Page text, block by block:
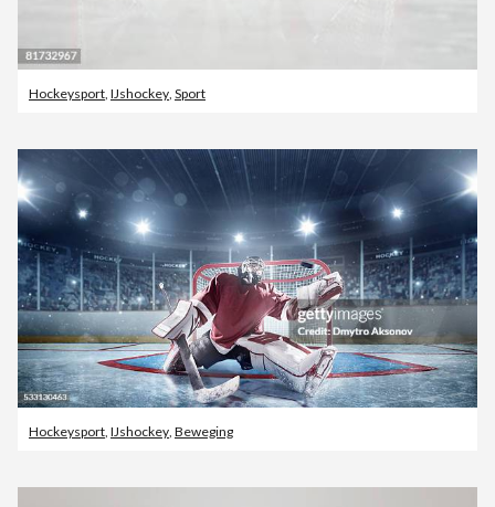
Hockeysport IJshockey Sport
Hockeysport, IJshockey, Beweging